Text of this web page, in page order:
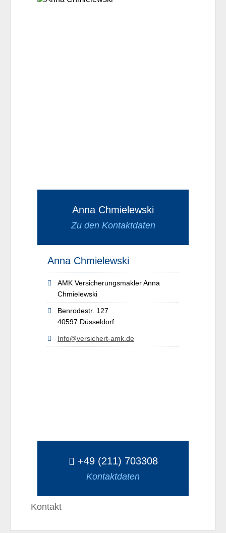
Anna Chmielewski
Zu den Kontaktdaten
Anna Chmielewski
AMK Versicherungsmakler Anna
Chmielewski
Benrodestr. 127
40597 Düsseldorf
Info@versichert-amk.de
+49 (211) 703308
Kontaktdaten
Kontakt